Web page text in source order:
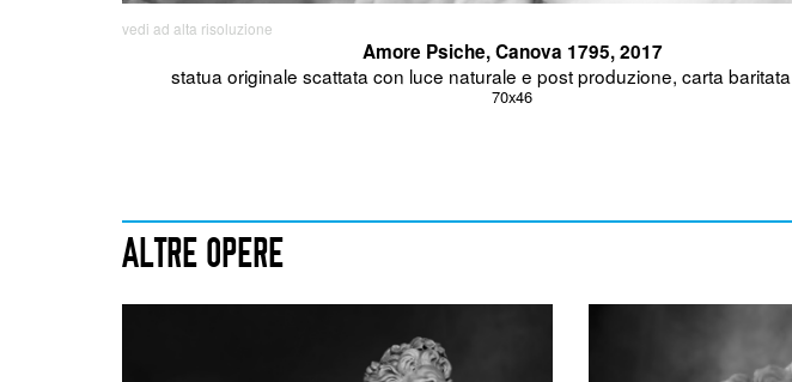
vedi ad alta risoluzione
Amore Psiche, Canova 1795, 2017
statua originale scattata con luce naturale e post produzione, carta
70x46
ALTRE OPERE